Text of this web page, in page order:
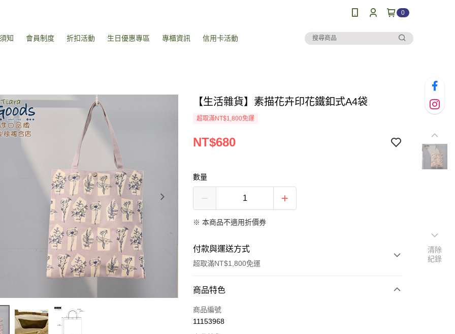
0
知 會員制度 折扣活動 生日優惠專區 專櫃資訊 信用卡活動
【生活雜貨】素描花卉印花鐵釦式A4袋
超取滿NT$1,800免運
NT$680
數量
※ 本商品不適用折價券
付款與運送方式
超取滿NT$1,800免運
付款方式
信用卡一次付款
商品特色
商品編號
11153968
清除
紀錄